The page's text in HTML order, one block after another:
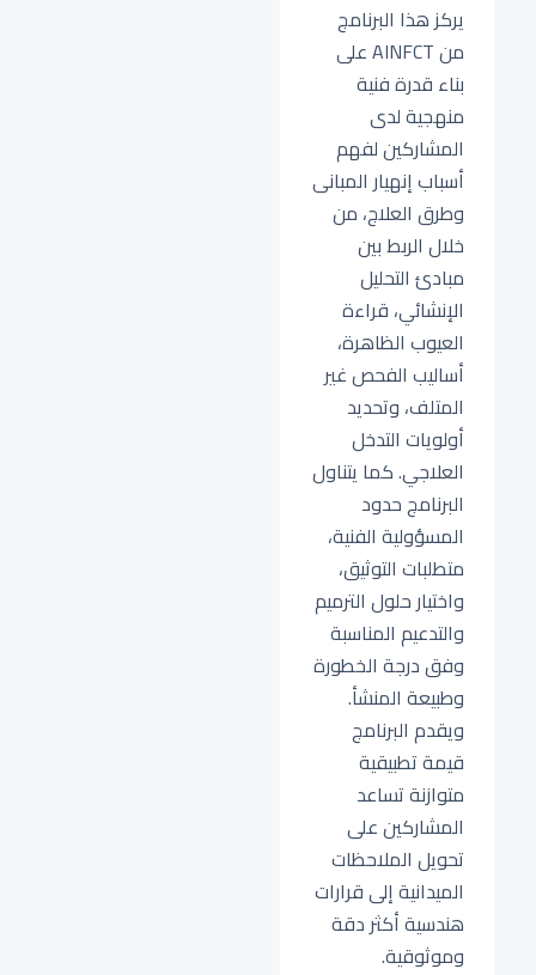
يركز هذا البرنامج
من AINFCT على
بناء قدرة فنية
منهجية لدى
المشاركين لفهم
أسباب إنهيار المبانى
وطرق العلاج، من
خلال الربط بين
مبادئ التحليل
الإنشائي، قراءة
العيوب الظاهرة،
أساليب الفحص غير
المتلف، وتحديد
أولويات التدخل
العلاجي. كما يتناول
البرنامج حدود
المسؤولية الفنية،
متطلبات التوثيق،
واختيار حلول الترميم
والتدعيم المناسبة
وفق درجة الخطورة
وطبيعة المنشأ.
ويقدم البرنامج
قيمة تطبيقية
متوازنة تساعد
المشاركين على
تحويل الملاحظات
الميدانية إلى قرارات
هندسية أكثر دقة
وموثوقية.